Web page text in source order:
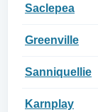
Saclepea
Greenville
Sanniquellie
Karnplay